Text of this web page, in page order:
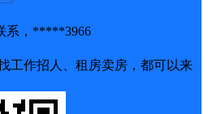
系，*****3966
工作招人、租房卖房，都可以来